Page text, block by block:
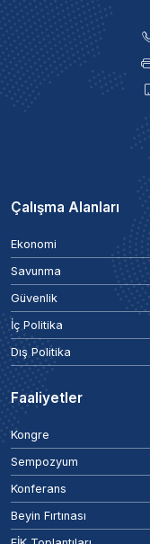
Çalışma Alanları
Ekonomi
Savunma
Güvenlik
İç Politika
Dış Politika
Faaliyetler
Kongre
Sempozyum
Konferans
Beyin Fırtınası